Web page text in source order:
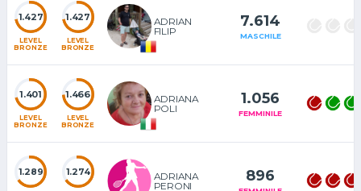
1.427
LEVEL
BRONZE
1.427
LEVEL
BRONZE
ADRIAN
FILIP
7.614
MASCHILE
1.401
LEVEL
BRONZE
1.466
LEVEL
BRONZE
ADRIANA
POLI
1.056
FEMMINILE
1.289 1.274
ADRIANA
PERONI
896